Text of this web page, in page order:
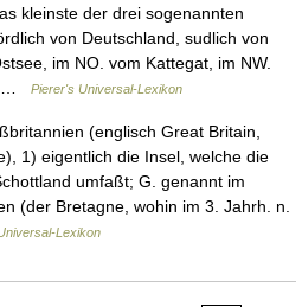
kleinste der drei sogenannten
von Deutschland, sudlich von
im NO. vom Kattegat, im NW.
…
Pierer's Universal-Lexikon
(englisch Great Britain,
1) eigentlich die Insel, welche die
umfaßt; G. genannt im
(der Bretagne, wohin im 3. Jahrh. n.
Lexikon